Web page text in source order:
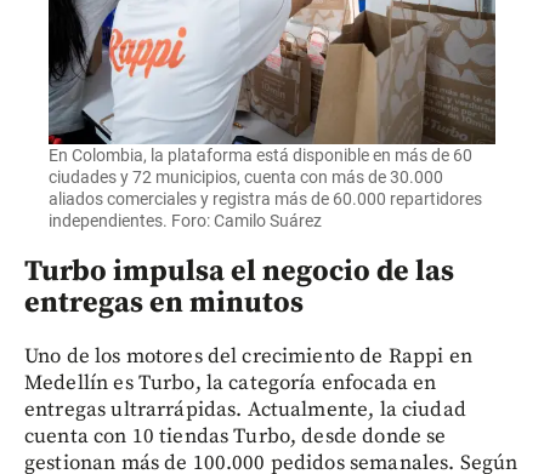
En Colombia, la plataforma está disponible en más de 60
ciudades y 72 municipios, cuenta con más de 30.000
aliados comerciales y registra más de 60.000 repartidores
independientes. Foro: Camilo Suárez
Turbo impulsa el negocio de las
entregas en minutos
Uno de los motores del crecimiento de Rappi en
Medellín es Turbo, la categoría enfocada en
entregas ultrarrápidas. Actualmente, la ciudad
cuenta con 10 tiendas Turbo, desde donde se
gestionan más de 100.000 pedidos semanales. Según